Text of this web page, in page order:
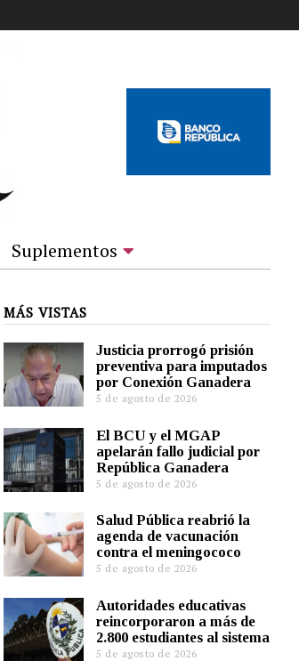
Suplementos
MÁS VISTAS
Justicia prorrogó prisión
preventiva para imputados
por Conexión Ganadera
5 de agosto de 2026
El BCU y el MGAP
apelarán fallo judicial por
República Ganadera
5 de agosto de 2026
Salud Pública reabrió la
agenda de vacunación
contra el meningococo
5 de agosto de 2026
Autoridades educativas
reincorporaron a más de
2.800 estudiantes al sistema
5 de agosto de 2026